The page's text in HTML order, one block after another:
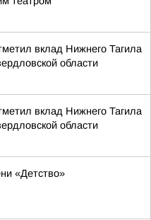
вклад Нижнего Тагила
области
вклад Нижнего Тагила
области
«Детство»